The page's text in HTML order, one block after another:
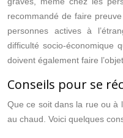
recommandé de faire
personnes actives à
difficulté socio-économique
doivent également faire
Conseils pour se
Que ce soit dans la rue ou à
au chaud. Voici quelques